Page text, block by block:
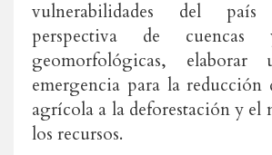
vulnerabilidades del
perspectiva de cuencas
geomorfológicas,
emergencia para la reducción
agrícola a la deforestación y el
los recursos.